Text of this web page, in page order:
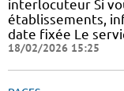
interlocuteur Si
établissements,
date fixée Le
18/02/2026 15:25